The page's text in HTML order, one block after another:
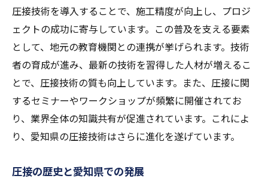
愛知県の圧接技術開発の最前線
革新を促進する地域と企業の協力
圧接と溶接それぞれの強みを活かした地域発展
の秘訣
地域の建設ニーズに応える技術選定
圧接と溶接の強みの融合と応用
愛知県の建設業界の多様性と技術の最適化
地域発展を支える技術的バックボーン
愛知県での成功事例から学ぶ圧接と溶接
圧接技術を導入することで、施工精度が向上し、プロジ
ェクトの成功に寄与しています。この普及を支える要素
として、地元の教育機関との連携が挙げられます。技術
者の育成が進み、最新の技術を習得した人材が増えるこ
とで、圧接技術の質も向上しています。また、圧接に関
するセミナーやワークショップが頻繁に開催されてお
り、業界全体の知識共有が促進されています。これによ
り、愛知県の圧接技術はさらに進化を遂げています。
圧接の歴史と愛知県での発展